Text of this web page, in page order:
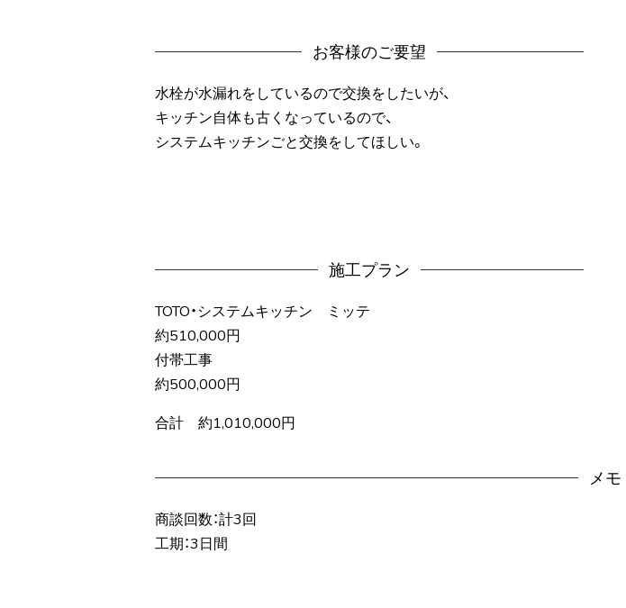
お客様のご要望
水栓が水漏れをしているので交換をしたいが、
キッチン自体も古くなっているので、
システムキッチンごと交換をしてほしい。
施工プラン
TOTO・システムキッチン ミッテ
約510,000円
付帯工事
約500,000円
合計 約1,010,000円
メモ
商談回数：計3回
工期：3日間